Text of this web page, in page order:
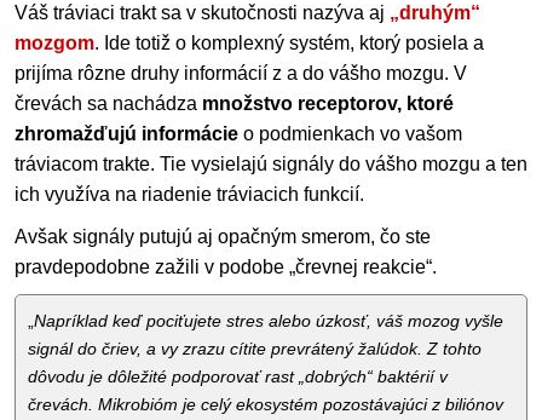
Váš tráviaci trakt sa v skutočnosti nazýva aj „druhým“
mozgom. Ide totiž o komplexný systém, ktorý posiela a
prijíma rôzne druhy informácií z a do vášho mozgu. V
črevách sa nachádza množstvo receptorov, ktoré
zhromažďujú informácie o podmienkach vo vašom
tráviacom trakte. Tie vysielajú signály do vášho mozgu a ten
ich využíva na riadenie tráviacich funkcií.
Avšak signály putujú aj opačným smerom, čo ste
pravdepodobne zažili v podobe „črevnej reakcie“.
Napríklad keď pociťujete stres alebo úzkosť, váš mozog vyšle
signál do čriev, a vy zrazu cítite prevrátený žalúdok. Z tohto
dôvodu je dôležité podporovať rast „dobrých“ baktérií v
črevách. Mikrobióm je celý ekosystém pozostávajúci z biliónov